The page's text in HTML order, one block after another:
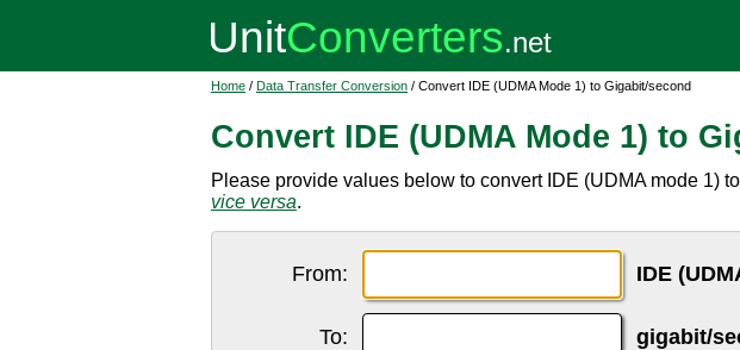
Home / Data Transfer Conversion / Convert IDE (UDMA Mode 1) to Gigabit/second
Convert IDE (UDMA Mode 1) to
Please provide values below to convert IDE (UDMA mode 1)
vice versa.
From: IDE
To: gigabit/